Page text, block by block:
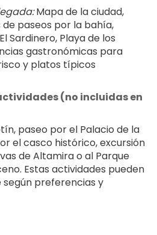
Mapa de la ciudad,
paseos por la bahía,
Sardinero, Playa de los
gastronómicas para
y platos típicos
(no incluidas en
paseo por el Palacio de la
el casco histórico, excursión
de Altamira o al Parque
Estas actividades pueden
preferencias y